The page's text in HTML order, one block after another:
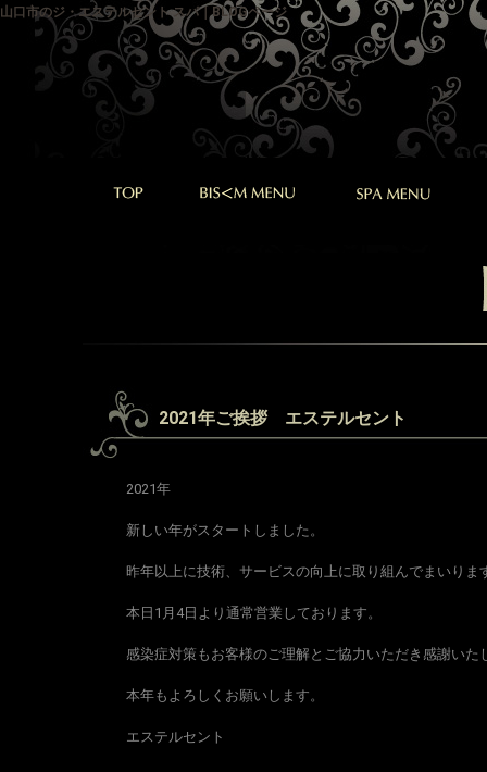
山口市のジ・エステルセント スパ｜BLOGページ
2021年ご挨拶 エステルセント
2021年
新しい年がスタートしました。
昨年以上に技術、サービスの向上に取り組んでまいりま
本日1月4日より通常営業しております。
感染症対策もお客様のご理解とご協力いただき感謝いた
本年もよろしくお願いします。
エステルセント